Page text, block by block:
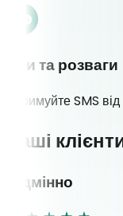
Ігри та розваги
Отримуйте SMS
Наші
Відмінно